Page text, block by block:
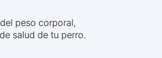
peso corporal,
salud de tu perro.